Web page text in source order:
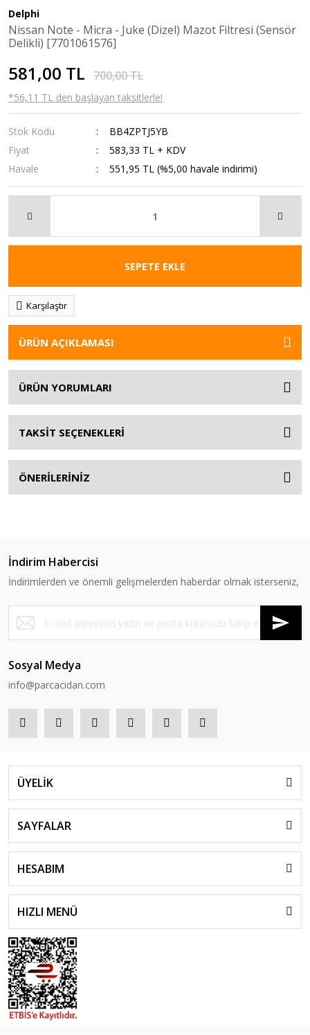
Delphi
Nissan Note - Micra - Juke (Dizel) Mazot Filtresi (Sensör
Delikli) [7701061576]
581,00 TL 700,00 TL
*56,11 TL den başlayan taksitlerle!
Stok Kodu
BB4ZPTJ5YB
Fiyat
583,33 TL + KDV
Havale
551,95 TL (%5,00 havale indirimi)
SEPETE EKLE
Karşılaştır
ÜRÜN AÇIKLAMASI
ÜRÜN YORUMLARI
TAKSİT SEÇENEKLERİ
ÖNERİLERİNİZ
İndirim Habercisi
İndirimlerden ve önemli gelişmelerden haberdar olmak isterseniz,
Sosyal Medya
info@parcacidan.com
ÜYELİK
SAYFALAR
HESABIM
HIZLI MENÜ